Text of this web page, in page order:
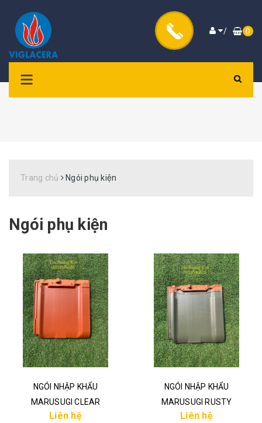
/ 0
Trang chủ Ngói phụ kiện
Ngói phụ kiện
NGÓI NHẬP KHẨU
MARUSUGI CLEAR
MATTE
Liên hệ
NGÓI NHẬP KHẨU
MARUSUGI RUSTY
GREEN
Liên hệ